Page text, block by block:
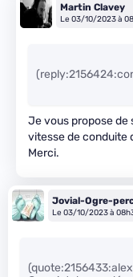
Martin Clavey
Le 03/10/2023 à
Je vous propose de
vitesse de conduite
Merci.
Jovial-Ogre-
Le 03/10/2023 à